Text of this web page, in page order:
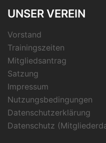
UNSER VEREIN
Vorstand
Trainingszeiten
Mitgliedsantrag
Satzung
Impressum
Nutzungsbedingungen
Datenschutzerklärung
Datenschutz